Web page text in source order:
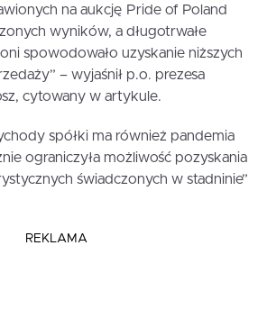
na aukcję Pride of Poland
wyników, a długotrwałe
spowodowało uzyskanie niższych
– wyjaśnił p.o. prezesa
cytowany w artykule.
spółki ma również pandemia
ograniczyła możliwość pozyskania
świadczonych w stadninie”
REKLAMA